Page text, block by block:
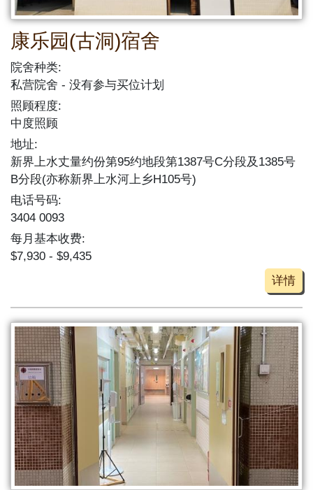
康乐园(古洞)宿舍
院舍种类:
私营院舍
没有参与买位计划
照顾程度:
中度照顾
地址:
新界上水丈量约份第95约地段第1387号C分段及1385号
B分段(亦称新界上水河上乡H105号)
电话号码:
3404 0093
每月基本收费:
$7,930 - $9,435
详情